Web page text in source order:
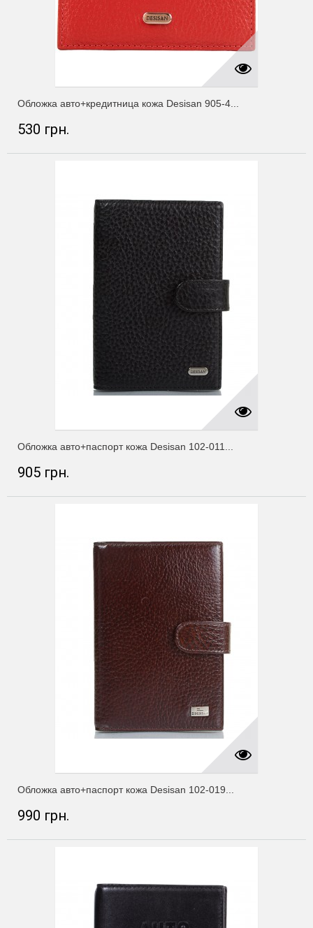
Обложка авто+кредитница кожа Desisan 905-4...
530 грн.
Обложка авто+паспорт кожа Desisan 102-011...
905 грн.
Обложка авто+паспорт кожа Desisan 102-019...
990 грн.